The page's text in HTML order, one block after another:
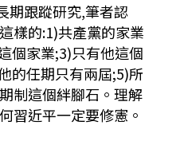
期跟蹤研究,筆者認
樣的:1)共產黨的家業
個家業;3)只有他這個
的任期只有兩屆;5)所
制這個絆腳石。理解
習近平一定要修憲。